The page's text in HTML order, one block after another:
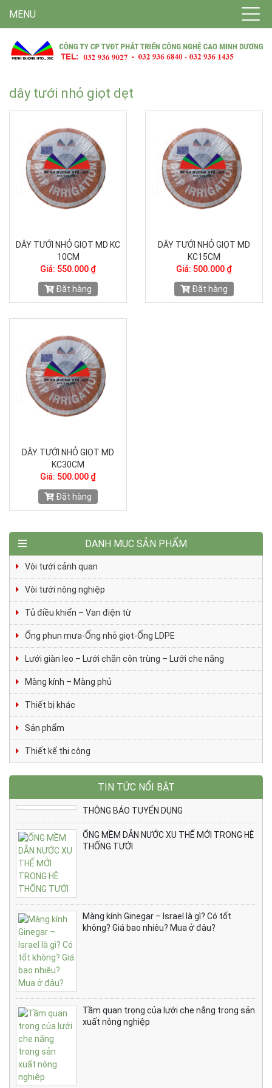
MENU
dây tưới nhỏ giọt dẹt
DÂY TƯỚI NHỎ GIỌT MD KC
10CM
Giá: 550.000 ₫
Đặt hàng
DÂY TƯỚI NHỎ GIỌT MD
KC15CM
Giá: 500.000 ₫
Đặt hàng
DÂY TƯỚI NHỎ GIỌT MD
KC30CM
Giá: 500.000 ₫
Đặt hàng
DANH MỤC SẢN PHẨM
Vòi tưới cảnh quan
Vòi tưới nông nghiệp
Tủ điều khiển – Van điện từ
Ống phun mưa-Ống nhỏ giọt-Ống LDPE
Lưới giàn leo – Lưới chắn côn trùng – Lưới che nắng
Màng kính – Màng phủ
Thiết bị khác
Sản phẩm
Thiết kế thi công
TIN TỨC NỔI BẬT
THÔNG BÁO TUYỂN DỤNG
ỐNG MỀM DẪN NƯỚC XU THẾ MỚI TRONG HỆ
THỐNG TƯỚI
Màng kính Ginegar – Israel là gì? Có tốt
không? Giá bao nhiêu? Mua ở đâu?
Tầm quan trọng của lưới che nắng trong sản
xuất nông nghiệp